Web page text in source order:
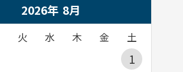
2026年 8月
火 水 木 金 土
1